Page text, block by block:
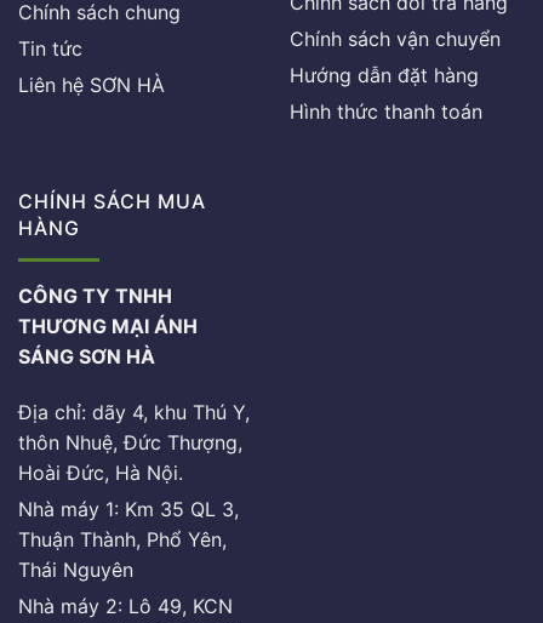
Chính sách chung
Tin tức
Liên hệ SƠN HÀ
Chính sách vận chuyển
Hướng dẫn đặt hàng
Hình thức thanh toán
CHÍNH SÁCH MUA
HÀNG
CÔNG TY TNHH
THƯƠNG MẠI ÁNH
SÁNG SƠN HÀ
Địa chỉ: dãy 4, khu Thú Y,
thôn Nhuệ, Đức Thượng,
Hoài Đức, Hà Nội.
Nhà máy 1: Km 35 QL 3,
Thuận Thành, Phổ Yên,
Thái Nguyên
Nhà máy 2: Lô 49, KCN